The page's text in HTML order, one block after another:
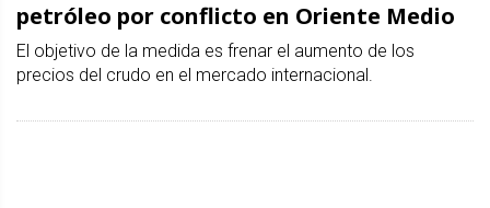
petróleo por conflicto en Oriente Medio
El objetivo de la medida es frenar el aumento de los
precios del crudo en el mercado internacional.